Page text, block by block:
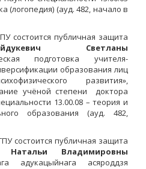
(логопедия) (ауд. 482, начало в
состоится публичная защита
Светланы
подготовка учителя-
образования лиц
развития»,
учёной степени доктора
13.00.08 – теория и
образования (ауд. 482,
состоится публичная защита
Натальи Владимировны
адукацыйнага асяроддзя